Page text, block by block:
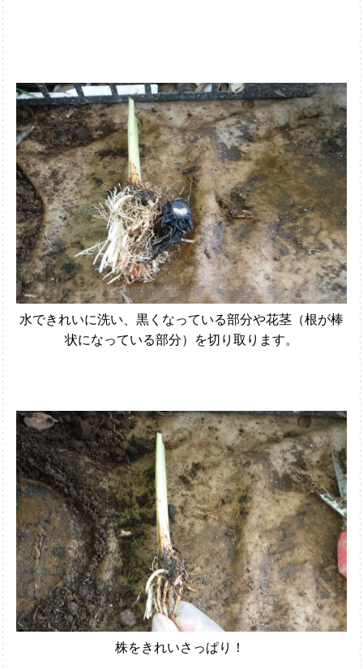
水できれいに洗い、黒くなっている部分や花茎（根が棒
状になっている部分）を切り取ります。
株をきれいさっぱり！